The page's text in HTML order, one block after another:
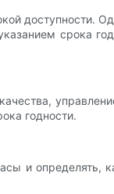
доступности.
срока
годности.
и определять,